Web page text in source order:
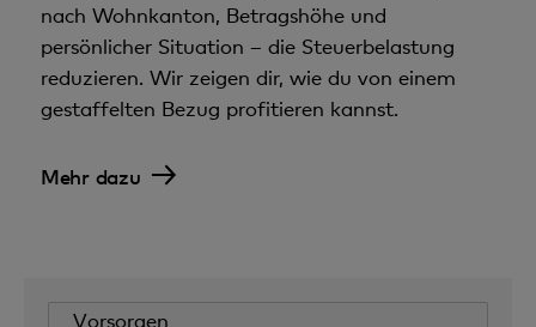
nach Wohnkanton, Betragshöhe und
persönlicher Situation – die Steuerbelastung
reduzieren. Wir zeigen dir, wie du von einem
gestaffelten Bezug profitieren kannst.
Mehr dazu
Vorsorgen